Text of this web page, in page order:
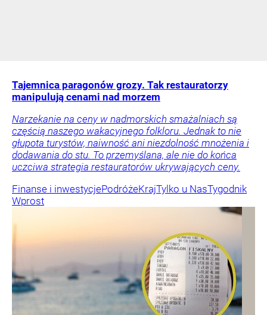
Tajemnica paragonów grozy. Tak restauratorzy
manipulują cenami nad morzem
Narzekanie na ceny w nadmorskich smażalniach są
częścią naszego wakacyjnego folkloru. Jednak to nie
głupota turystów, naiwność ani niezdolność mnożenia i
dodawania do stu. To przemyślana, ale nie do końca
uczciwa strategia restauratorów ukrywających ceny.
Finanse i inwestycjePodróżeKrajTylko u NasTygodnik
Wprost